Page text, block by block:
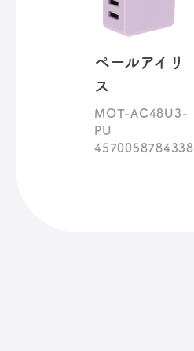
ペールアイリ
ス
MOT-AC48U3-
PU
4570058784338